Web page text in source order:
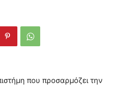
που προσαρμόζει την